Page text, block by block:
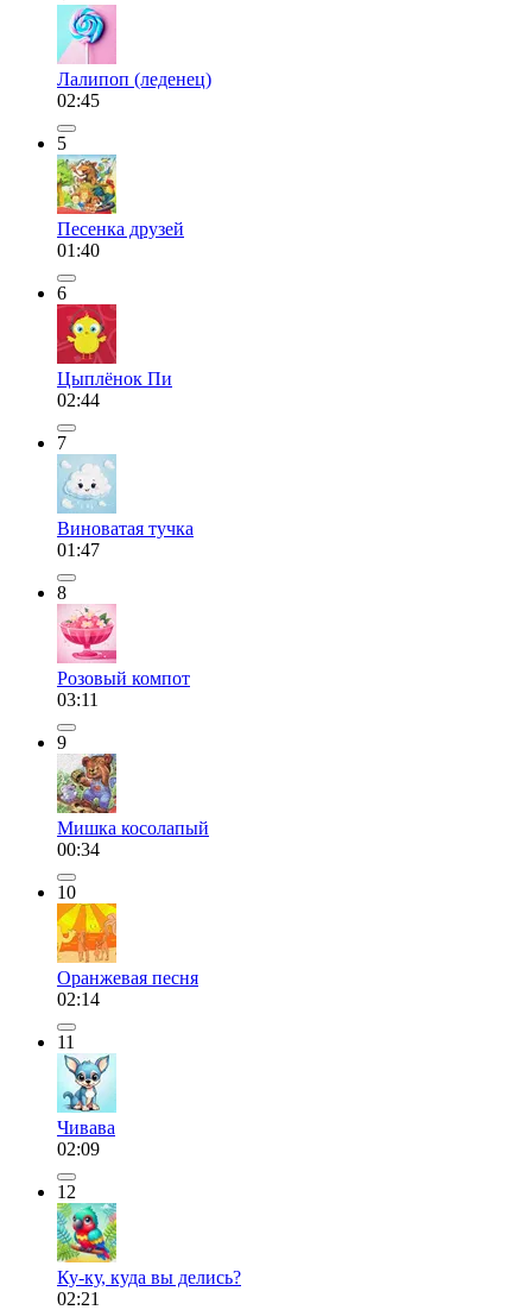
Лалипоп (леденец)
02:45
5
Песенка друзей
01:40
6
Цыплёнок Пи
02:44
7
Виноватая тучка
01:47
8
Розовый компот
03:11
9
Мишка косолапый
00:34
10
Оранжевая песня
02:14
11
Чивава
02:09
12
Ку-ку, куда вы делись?
02:21